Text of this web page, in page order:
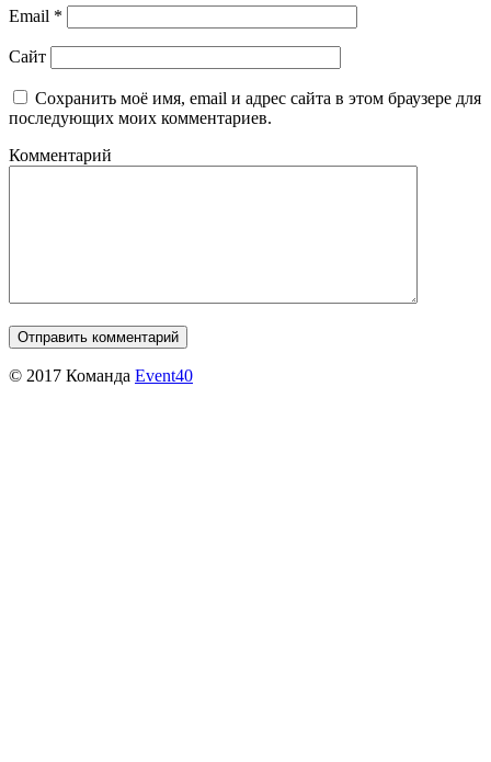
Email *
Сайт
Сохранить моё имя, email и адрес сайта в этом браузере для
последующих моих комментариев.
Комментарий
© 2017 Команда Event40